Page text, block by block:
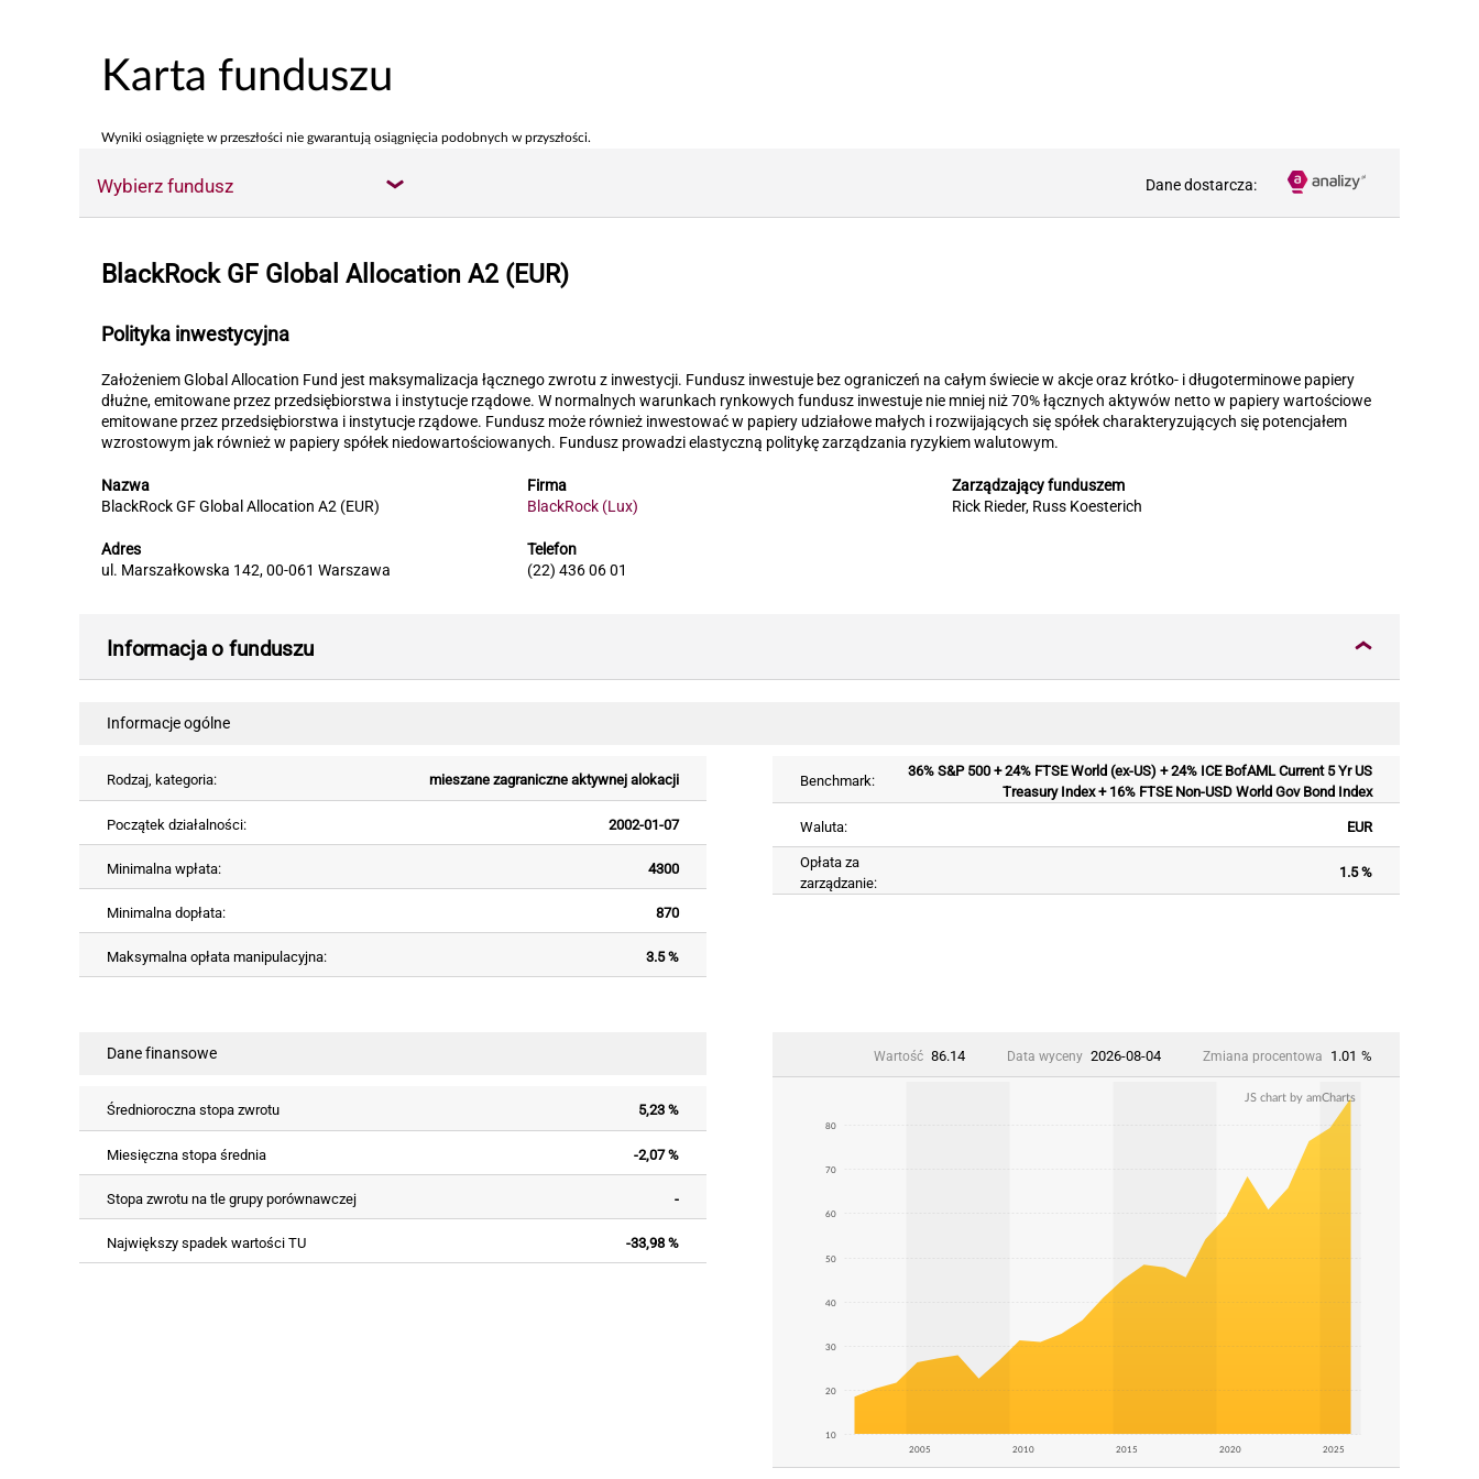
Karta funduszu
Wyniki osiągnięte w przeszłości nie gwarantują osiągnięcia podobnych w przyszłości.
Wybierz fundusz Dane dostarcza:
BlackRock GF Global Allocation A2 (EUR)
Polityka inwestycyjna
Założeniem Global Allocation Fund jest maksymalizacja łącznego zwrotu z inwestycji. Fundusz inwestuje bez ograniczeń na całym świecie w akcje oraz krótko- i długoterminowe papiery
dłużne, emitowane przez przedsiębiorstwa i instytucje rządowe. W normalnych warunkach rynkowych fundusz inwestuje nie mniej niż 70% łącznych aktywów netto w papiery wartościowe
emitowane przez przedsiębiorstwa i instytucje rządowe. Fundusz może również inwestować w papiery udziałowe małych i rozwijających się spółek charakteryzujących się potencjałem
wzrostowym jak również w papiery spółek niedowartościowanych. Fundusz prowadzi elastyczną politykę zarządzania ryzykiem walutowym.
Nazwa
BlackRock GF Global Allocation A2 (EUR)
Adres
ul. Marszałkowska 142, 00-061 Warszawa
Firma
BlackRock (Lux)
Telefon
(22) 436 06 01
Zarządzający funduszem
Rick Rieder, Russ Koesterich
Informacja o funduszu
Informacje ogólne
Rodzaj, kategoria: mieszane zagraniczne aktywnej alokacji
Początek działalności: 2002-01-07
Minimalna wpłata: 4300
Minimalna dopłata: 870
Maksymalna opłata manipulacyjna: 3.5 %
Benchmark:
36% S&P 500 + 24% FTSE World (ex-US) + 24% ICE BofAML Current 5 Yr US
Treasury Index + 16% FTSE Non-USD World Gov Bond Index
Waluta: EUR
Opłata za
zarządzanie:
1.5 %
Dane finansowe
Średnioroczna stopa zwrotu 5,23 %
Miesięczna stopa średnia -2,07 %
Stopa zwrotu na tle grupy porównawczej -
Największy spadek wartości TU -33,98 %
Wartość 86.14 Data wyceny 2026-08-04 Zmiana procentowa 1.01 %
2005 2010 2015 2020 2025
10
20
30
40
50
60
70
80
JS chart by amCharts